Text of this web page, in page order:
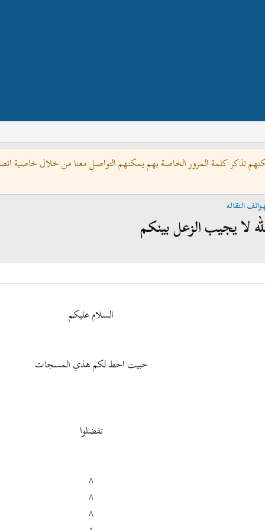
تذكر كلمة المرور الخاصة بهم يمكنهم التواصل معنا من خلال خاصية
النقاله
لا يجيب الزعل بينكم
السلام عليكم
حبيت احط لكم هذي المسجات
تفضلوا
^
^
^